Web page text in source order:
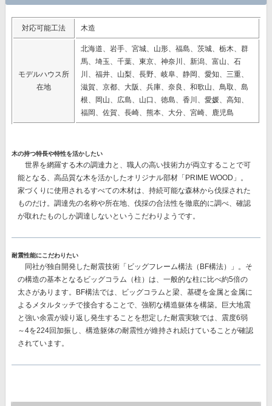
対応可能工法 木造
モデルハウス所
在地
北海道、岩手、宮城、山形、福島、茨城、栃木、群
馬、埼玉、千葉、東京、神奈川、新潟、富山、石
川、福井、山梨、長野、岐阜、静岡、愛知、三重、
滋賀、京都、大阪、兵庫、奈良、和歌山、鳥取、島
根、岡山、広島、山口、徳島、香川、愛媛、高知、
福岡、佐賀、長崎、熊本、大分、宮崎、鹿児島
木の持つ特長や特性を活かしたい
世界を網羅する木の調達力と、職人の高い技術力が両立することで可
能となる、高品質な木を活かしたオリジナル部材 「PRIME WOOD」。
家づくりに使用されるすべての木材は、持続可能な森林から伐採された
ものだけ。調達先の名称や所在地、伐採の合法性を徹底的に調べ、確認
が取れたものしか調達しないというこだわりようです。
耐震性能にこだわりたい
同社が独自開発した耐震技術 「ビッグフレーム構法（BF構法）」。 そ
の構造の基本となるビッグコラム（柱）は、一般的な柱に比べ約5倍の
太さがあります。BF構法では、ビッグコラムと梁、基礎を金属と金属に
よるメタルタッチで接合することで、強靭な構造躯体を構築。巨大地震
と強い余震が繰り返し発生することを想定した耐震実験では、 震度6弱
～4を224回加振し、構造躯体の耐震性が維持され続けていることが確認
されています。